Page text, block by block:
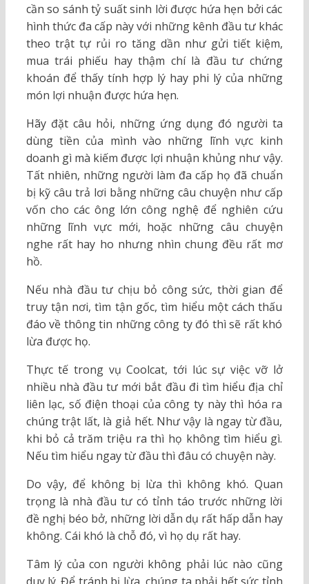
cần so sánh tỷ suất sinh lời được hứa hẹn bởi các
hình thức đa cấp này với những kênh đầu tư khác
theo trật tự rủi ro tăng dần như gửi tiết kiệm,
mua trái phiếu hay thậm chí là đầu tư chứng
khoán để thấy tính hợp lý hay phi lý của những
món lợi nhuận được hứa hẹn.
Hãy đặt câu hỏi, những ứng dụng đó người ta
dùng tiền của mình vào những lĩnh vực kinh
doanh gì mà kiếm được lợi nhuận khủng như vậy.
Tất nhiên, những người làm đa cấp họ đã chuẩn
bị kỹ câu trả lơi bằng những câu chuyện như cấp
vốn cho các ông lớn công nghệ để nghiên cứu
những lĩnh vực mới, hoặc những câu chuyện
nghe rất hay ho nhưng nhìn chung đều rất mơ
hồ.
Nếu nhà đầu tư chịu bỏ công sức, thời gian để
truy tận nơi, tìm tận gốc, tìm hiểu một cách thấu
đáo về thông tin những công ty đó thì sẽ rất khó
lừa được họ.
Thực tế trong vụ Coolcat, tới lúc sự việc vỡ lở
nhiều nhà đầu tư mới bắt đầu đi tìm hiểu địa chỉ
liên lạc, số điện thoại của công ty này thì hóa ra
chúng trật lất, là giả hết. Như vậy là ngay từ đầu,
khi bỏ cả trăm triệu ra thì họ không tìm hiểu gì.
Nếu tìm hiểu ngay từ đầu thì đâu có chuyện này.
Do vậy, để không bị lừa thì không khó. Quan
trọng là nhà đầu tư có tỉnh táo trước những lời
đề nghị béo bở, những lời dẫn dụ rất hấp dẫn hay
không. Cái khó là chỗ đó, vì họ dụ rất hay.
Tâm lý của con người không phải lúc nào cũng